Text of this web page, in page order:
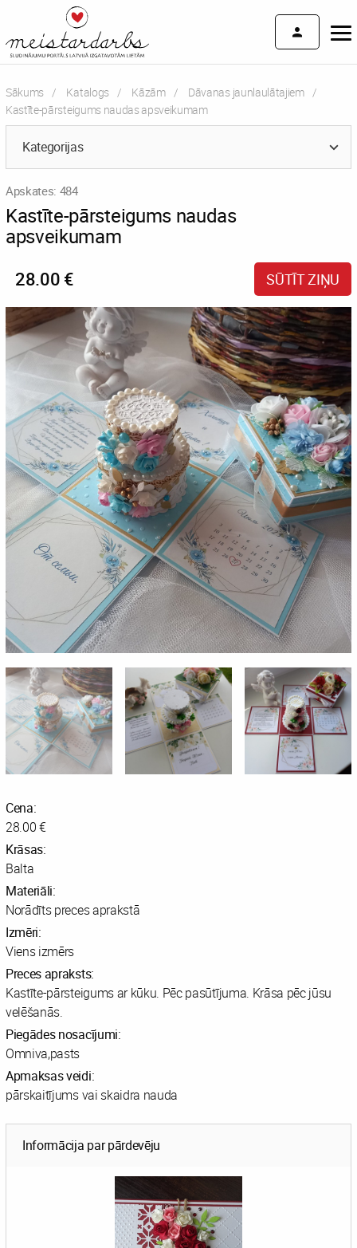
Sākums Katalogs Kāzām
Dāvanas jaunlaulātajiem
Current:
Kastīte-pārsteigums naudas apsveikumam
Kategorijas
Apskates: 484
Kastīte-pārsteigums naudas
apsveikumam
28.00 € SŪTĪT ZIŅU
Cena:
28.00 €
Krāsas:
Balta
Materiāli:
Norādīts preces aprakstā
Izmēri:
Viens izmērs
Preces apraksts:
Kastīte-pārsteigums ar kūku. Pēc pasūtījuma. Krāsa pēc jūsu
velēšanās.
Piegādes nosacījumi:
Omniva,pasts
Apmaksas veidi:
pārskaitījums vai skaidra nauda
Informācija par pārdevēju